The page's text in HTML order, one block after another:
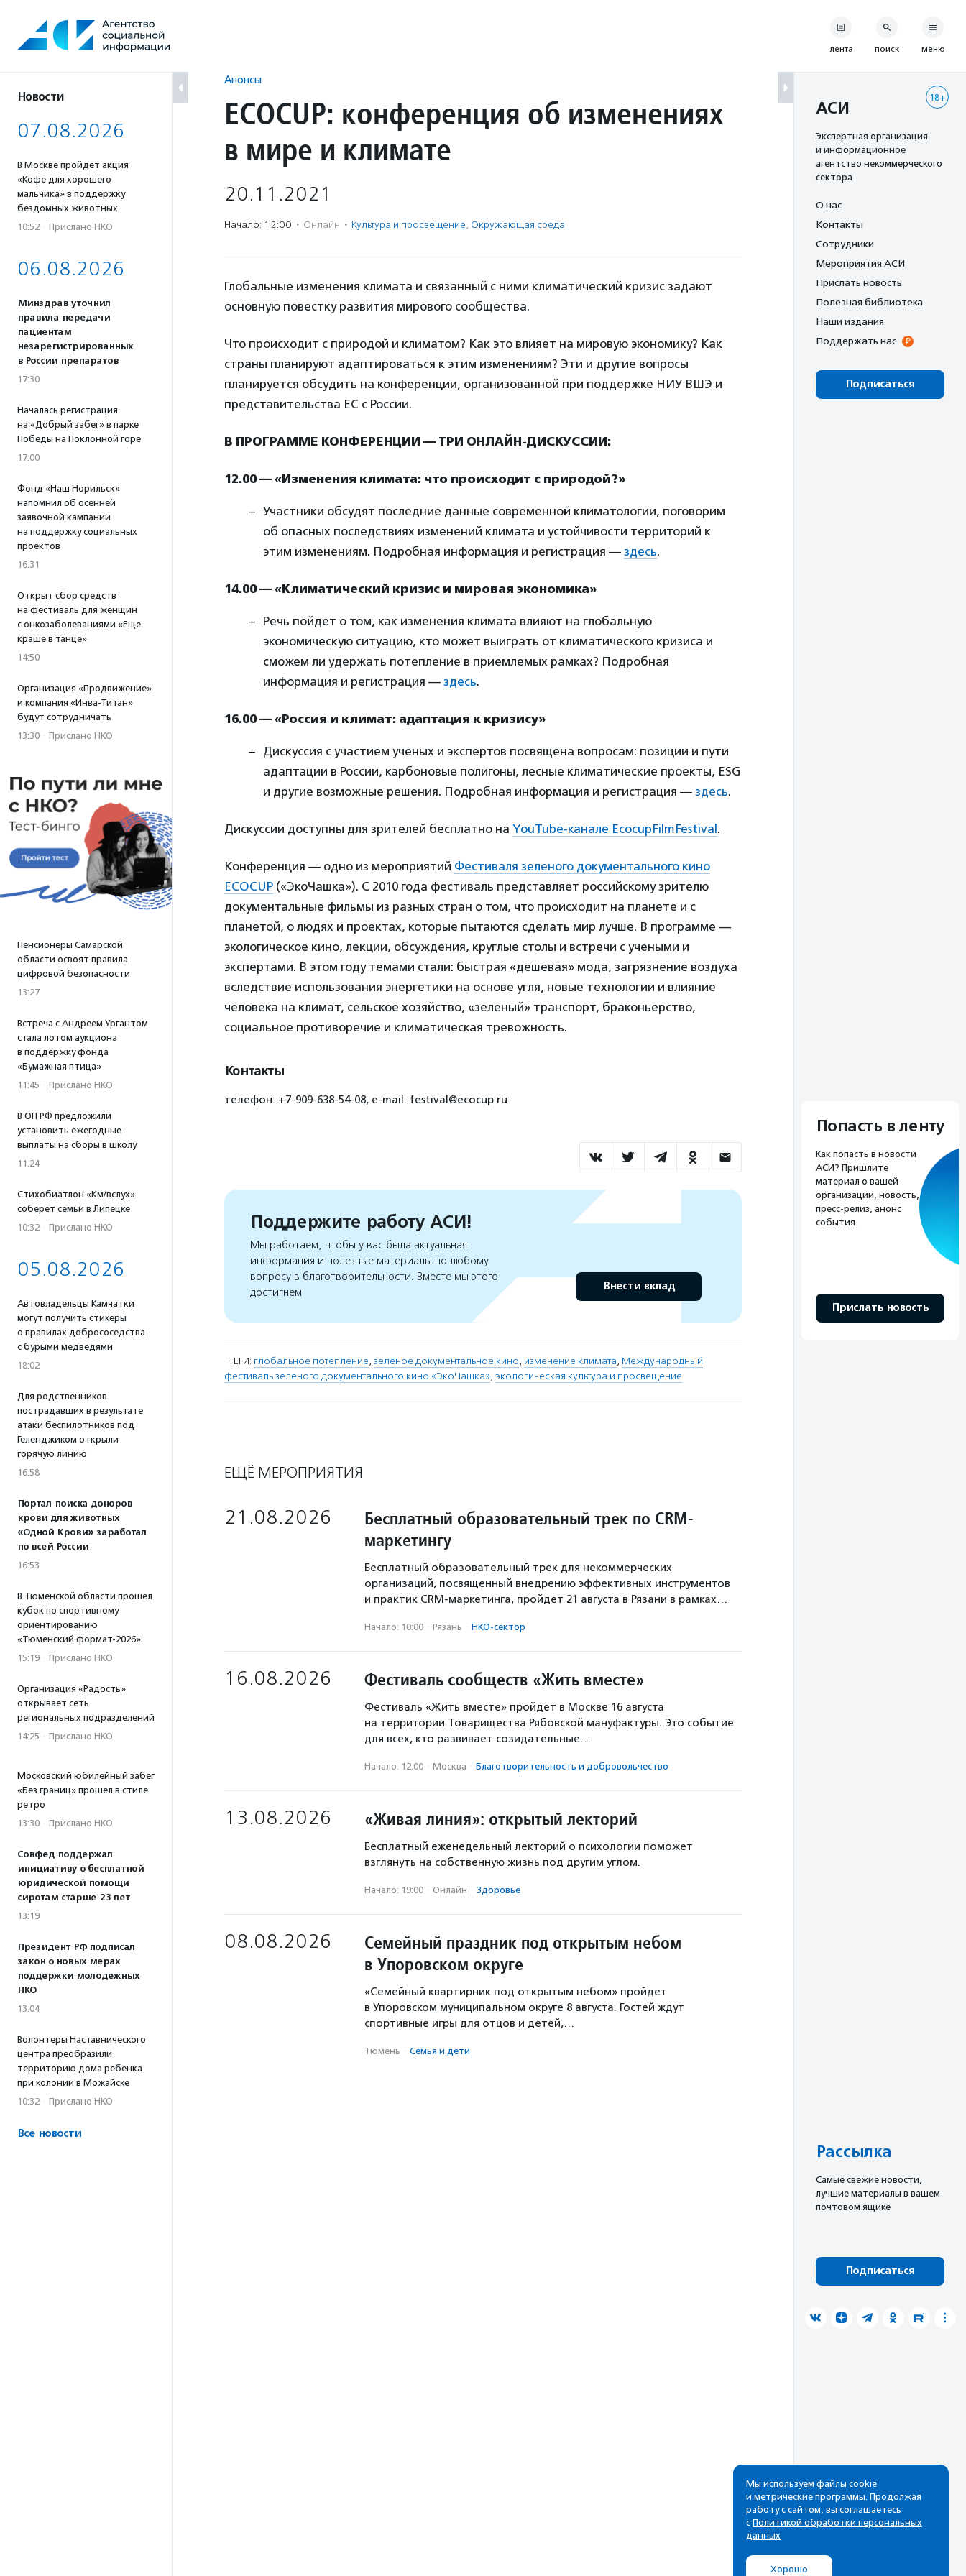
содержанию
Новости
07.08.2026
В Москве пройдет акция
«Кофе для хорошего
мальчика» в поддержку
бездомных животных
10:52 · Прислано НКО
06.08.2026
Минздрав уточнил
правила передачи
пациентам
незарегистрированных
в России препаратов
17:30
Началась регистрация
на «Добрый забег» в парке
Победы на Поклонной горе
17:00
Фонд «Наш Норильск»
напомнил об осенней
заявочной кампании
на поддержку социальных
проектов
16:31
Открыт сбор средств
на фестиваль для женщин
с онкозаболеваниями «Еще
краше в танце»
14:50
Организация «Продвижение»
и компания «Инва-Титан»
будут сотрудничать
13:30 · Прислано НКО
Пенсионеры Самарской
области освоят правила
цифровой безопасности
13:27
Встреча с Андреем Ургантом
стала лотом аукциона
в поддержку фонда
«Бумажная птица»
11:45 · Прислано НКО
В ОП РФ предложили
установить ежегодные
выплаты на сборы в школу
11:24
Стихобиатлон «Км/вслух»
соберет семьи в Липецке
10:32 · Прислано НКО
05.08.2026
Автовладельцы Камчатки
могут получить стикеры
о правилах добрососедства
с бурыми медведями
18:02
Для родственников
пострадавших в результате
атаки беспилотников под
Геленджиком открыли
горячую линию
16:58
Портал поиска доноров
крови для животных
«Одной Крови» заработал
по всей России
16:53
В Тюменской области прошел
кубок по спортивному
ориентированию
«Тюменский формат-2026»
15:19 · Прислано НКО
Организация «Радость»
открывает сеть
региональных подразделений
14:25 · Прислано НКО
Московский юбилейный забег
«Без границ» прошел в стиле
ретро
13:30 · Прислано НКО
Совфед поддержал
инициативу о бесплатной
юридической помощи
сиротам старше 23 лет
13:19
Президент РФ подписал
закон о новых мерах
поддержки молодежных
НКО
13:04
Волонтеры Наставнического
центра преобразили
территорию дома ребенка
при колонии в Можайске
10:32 · Прислано НКО
Все новости
Анонсы
ECOCUP: конференция об изменениях
в мире и климате
20.11.2021
Начало: 12:00 · Онлайн · Культура и просвещение, Окружающая среда
Глобальные изменения климата и связанный с ними климатический кризис задают
основную повестку развития мирового сообщества.
Что происходит с природой и климатом? Как это влияет на мировую экономику? Как
страны планируют адаптироваться к этим изменениям? Эти и другие вопросы
планируется обсудить на конференции, организованной при поддержке НИУ ВШЭ и
представительства ЕС с России.
В ПРОГРАММЕ КОНФЕРЕНЦИИ — ТРИ ОНЛАЙН-ДИСКУССИИ:
12.00 — «Изменения климата: что происходит с природой?»
Участники обсудят последние данные современной климатологии, поговорим
об опасных последствиях изменений климата и устойчивости территорий к
этим изменениям. Подробная информация и регистрация — здесь.
14.00 — «Климатический кризис и мировая экономика»
Речь пойдет о том, как изменения климата влияют на глобальную
экономическую ситуацию, кто может выиграть от климатического кризиса и
сможем ли удержать потепление в приемлемых рамках? Подробная
информация и регистрация — здесь.
16.00 — «Россия и климат: адаптация к кризису»
Дискуссия с участием ученых и экспертов посвящена вопросам: позиции и пути
адаптации в России, карбоновые полигоны, лесные климатические проекты, ESG
и другие возможные решения. Подробная информация и регистрация — здесь.
Дискуссии доступны для зрителей бесплатно на YouTube-канале EcocupFilmFestival .
Конференция — одно из мероприятий Фестиваля зеленого документального кино
ECOCUP («ЭкоЧашка»). С 2010 года фестиваль представляет российскому зрителю
документальные фильмы из разных стран о том, что происходит на планете и с
планетой, о людях и проектах, которые пытаются сделать мир лучше. В программе —
экологическое кино, лекции, обсуждения, круглые столы и встречи с учеными и
экспертами. В этом году темами стали: быстрая «дешевая» мода, загрязнение воздуха
вследствие использования энергетики на основе угля, новые технологии и влияние
человека на климат, сельское хозяйство, «зеленый» транспорт, браконьерство,
социальное противоречие и климатическая тревожность.
Контакты
телефон: +7-909-638-54-08, e-mail: festival@ecocup.ru
Поддержите работу АСИ!
Мы работаем, чтобы у вас была актуальная
информация и полезные материалы по любому
вопросу в благотворительности. Вместе мы этого
достигнем
Внести вклад
ТЕГИ: глобальное потепление, зеленое документальное кино, изменение климата, Международный
фестиваль зеленого документального кино «ЭкоЧашка», экологическая культура и просвещение
ЕЩЁ МЕРОПРИЯТИЯ
21.08.2026
Бесплатный образовательный трек по CRM-
маркетингу
Бесплатный образовательный трек для некоммерческих
организаций, посвященный внедрению эффективных инструментов
и практик CRM-маркетинга, пройдет 21 августа в Рязани в рамках…
Начало: 10:00 · Рязань · НКО-сектор
16.08.2026 Фестиваль сообществ «Жить вместе»
Фестиваль «Жить вместе» пройдет в Москве 16 августа
на территории Товарищества Рябовской мануфактуры. Это событие
для всех, кто развивает созидательные…
Начало: 12:00 · Москва · Благотвори­тель­ность и доброволь­чест­во
13.08.2026 «Живая линия»: открытый лекторий
Бесплатный еженедельный лекторий о психологии поможет
взглянуть на собственную жизнь под другим углом.
Начало: 19:00 · Онлайн · Здоровье
08.08.2026
Семейный праздник под открытым небом
в Упоровском округе
«Семейный квартирник под открытым небом» пройдет
в Упоровском муниципальном округе 8 августа. Гостей ждут
спортивные игры для отцов и детей,…
Тюмень · Семья и дети
лента поиск меню
18+
АСИ
Экспертная организация
и информационное
агентство некоммерческого
сектора
О нас
Контакты
Сотрудники
Мероприятия АСИ
Прислать новость
Полезная библиотека
Наши издания
Поддержать нас
Подписаться
Попасть в ленту
Как попасть в новости
АСИ? Пришлите
материал о вашей
организации, новость,
пресс-релиз, анонс
события.
Прислать новость
Рассылка
Cамые свежие новости,
лучшие материалы в вашем
почтовом ящике
Подписаться
Мы используем файлы cookie
и метрические программы. Продолжая
работу с сайтом, вы соглашаетесь
с Политикой обработки персональных
данных
Хорошо